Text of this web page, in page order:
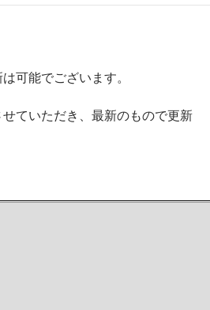
可能でございます。
ていただき、最新のもので更新